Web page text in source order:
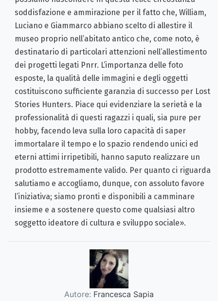
soddisfazione e ammirazione per il fatto che, William,
Luciano e Giammarco abbiano scelto di allestire il
museo proprio nell’abitato antico che, come noto, è
destinatario di particolari attenzioni nell’allestimento
dei progetti legati Pnrr. L’importanza delle foto
esposte, la qualità delle immagini e degli oggetti
costituiscono sufficiente garanzia di successo per Lost
Stories Hunters. Piace qui evidenziare la serietà e la
professionalità di questi ragazzi i quali, sia pure per
hobby, facendo leva sulla loro capacità di saper
immortalare il tempo e lo spazio rendendo unici ed
eterni attimi irripetibili, hanno saputo realizzare un
prodotto estremamente valido. Per quanto ci riguarda
salutiamo e accogliamo, dunque, con assoluto favore
l’iniziativa; siamo pronti e disponibili a camminare
insieme e a sostenere questo come qualsiasi altro
soggetto ideatore di cultura e sviluppo sociale».
Autore: Francesca Sapia